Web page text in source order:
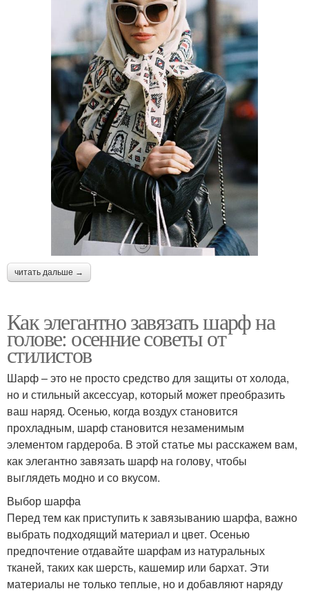
читать дальше →
Как элегантно завязать шарф на
голове: осенние советы от
стилистов
Шарф – это не просто средство для защиты от холода,
но и стильный аксессуар, который может преобразить
ваш наряд. Осенью, когда воздух становится
прохладным, шарф становится незаменимым
элементом гардероба. В этой статье мы расскажем вам,
как элегантно завязать шарф на голову, чтобы
выглядеть модно и со вкусом.
Выбор шарфа
Перед тем как приступить к завязыванию шарфа, важно
выбрать подходящий материал и цвет. Осенью
предпочтение отдавайте шарфам из натуральных
тканей, таких как шерсть, кашемир или бархат. Эти
материалы не только теплые, но и добавляют наряду